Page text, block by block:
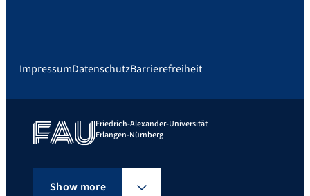
ImpressumDatenschutzBarrierefreiheit
Friedrich-Alexander-Universität
Erlangen-Nürnberg
Show more